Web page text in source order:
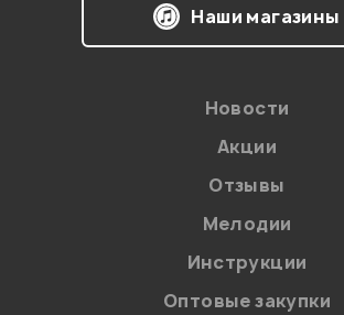
на обработку
Политикой в
персональных данных.
Наши магазины
Новости
Акции
Отзывы
Мелодии
Инструкции
Оптовые закупки